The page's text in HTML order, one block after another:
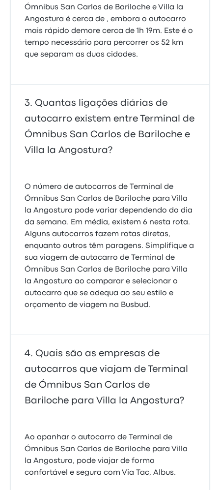
Ómnibus San Carlos de Bariloche e Villa la
Angostura é cerca de , embora o autocarro
mais rápido demore cerca de 1h 19m. Este é o
tempo necessário para percorrer os 52 km
que separam as duas cidades.
Quantas ligações diárias de
autocarro existem entre Terminal de
Ómnibus San Carlos de Bariloche e
Villa la Angostura?
O número de autocarros de Terminal de
Ómnibus San Carlos de Bariloche para Villa
la Angostura pode variar dependendo do dia
da semana. Em média, existem 6 nesta rota.
Alguns autocarros fazem rotas diretas,
enquanto outros têm paragens. Simplifique a
sua viagem de autocarro de Terminal de
Ómnibus San Carlos de Bariloche para Villa
la Angostura ao comparar e selecionar o
autocarro que se adequa ao seu estilo e
orçamento de viagem na Busbud.
Quais são as empresas de
autocarros que viajam de Terminal
de Ómnibus San Carlos de
Bariloche para Villa la Angostura?
Ao apanhar o autocarro de Terminal de
Ómnibus San Carlos de Bariloche para Villa
la Angostura, pode viajar de forma
confortável e segura com Via Tac, Albus.